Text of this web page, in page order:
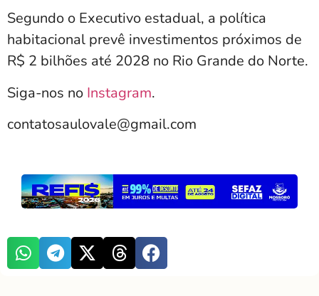
Segundo o Executivo estadual, a política
habitacional prevê investimentos próximos de
R$ 2 bilhões até 2028 no Rio Grande do Norte.
Siga-nos no Instagram.
contatosaulovale@gmail.com